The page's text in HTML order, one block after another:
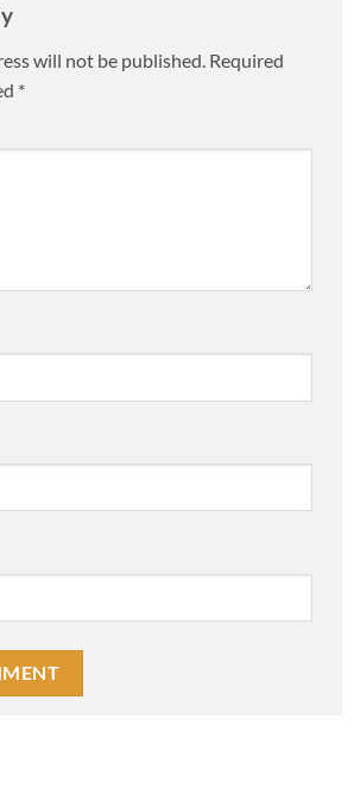
will not be published. Required
*